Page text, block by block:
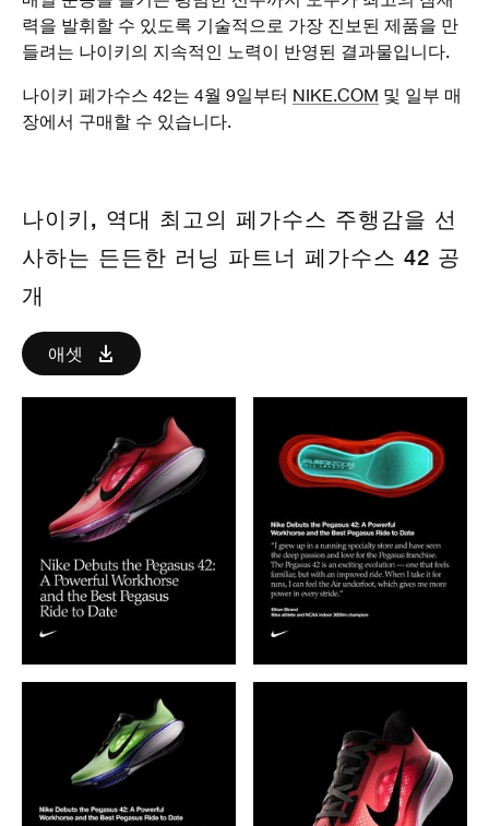
력을 발휘할 수 있도록 기술적으로 가장 진보된 제품을 만
들려는 나이키의 지속적인 노력이 반영된 결과물입니다.
나이키 페가수스 42는 4월 9일부터 NIKE.COM 및 일부 매
장에서 구매할 수 있습니다.
나이키, 역대 최고의 페가수스 주행감을 선
사하는 든든한 러닝 파트너 페가수스 42 공
개
애셋